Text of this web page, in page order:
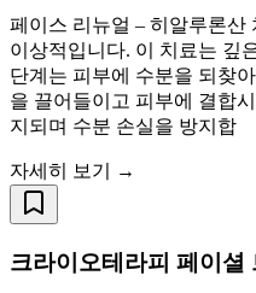
페이스 리뉴얼 – 히알루론산
이상적입니다. 이 치료는 깊
단계는 피부에 수분을 되찾
을 끌어들이고 피부에 결합
지되며 수분 손실을 방지합
자세히 보기 →
크라이오테라피 페이셜